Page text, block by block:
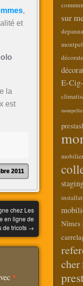
,
et
la
est
2011
chez Les
en ligne de
de tricots →
*
sur
E-
Nîmes
cher